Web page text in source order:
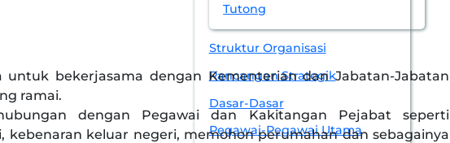
Tutong
Struktur Organisasi
Rancangan Strategik
Dasar-Dasar
Pegawai-Pegawai Utama
untuk bekerjasama dengan Kementerian dan Jabatan-Jabatan
ramai.
dengan Pegawai dan Kakitangan Pejabat seperti
kebenaran keluar negeri, memohon perumahan dan sebagainya